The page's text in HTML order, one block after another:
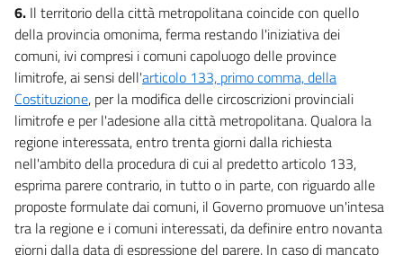
6. Il territorio della città metropolitana coincide con quello
della provincia omonima, ferma restando l'iniziativa dei
comuni, ivi compresi i comuni capoluogo delle province
limitrofe, ai sensi dell'articolo 133, primo comma, della
Costituzione, per la modifica delle circoscrizioni provinciali
limitrofe e per l'adesione alla città metropolitana. Qualora la
regione interessata, entro trenta giorni dalla richiesta
nell'ambito della procedura di cui al predetto articolo 133,
esprima parere contrario, in tutto o in parte, con riguardo alle
proposte formulate dai comuni, il Governo promuove un'intesa
tra la regione e i comuni interessati, da definire entro novanta
giorni dalla data di espressione del parere. In caso di mancato